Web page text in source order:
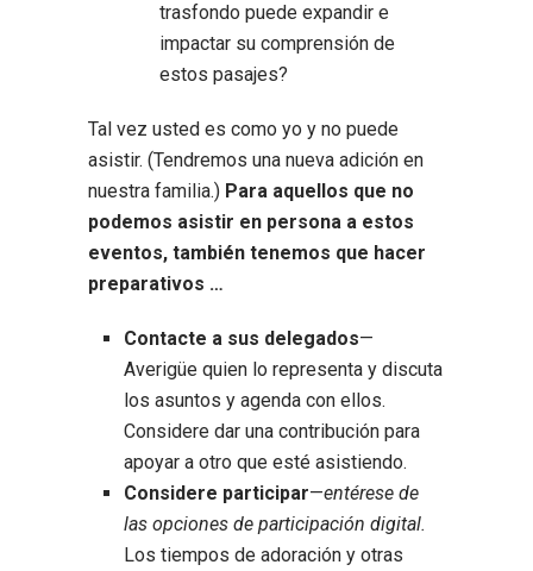
trasfondo puede expandir e
impactar su comprensión de
estos pasajes?
Tal vez usted es como yo y no puede
asistir. (Tendremos una nueva adición en
nuestra familia.) Para aquellos que no
podemos asistir en persona a estos
eventos, también tenemos que hacer
preparativos …
Contacte a sus delegados—
Averigüe quien lo representa y discuta
los asuntos y agenda con ellos.
Considere dar una contribución para
apoyar a otro que esté asistiendo.
Considere participar—entérese de
las opciones de participación digital.
Los tiempos de adoración y otras